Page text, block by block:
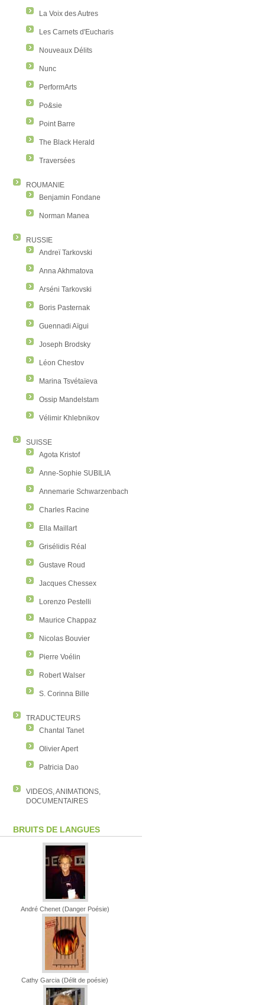
La Voix des Autres
Les Carnets d'Eucharis
Nouveaux Délits
Nunc
PerformArts
Po&sie
Point Barre
The Black Herald
Traversées
ROUMANIE
Benjamin Fondane
Norman Manea
RUSSIE
Andreï Tarkovski
Anna Akhmatova
Arséni Tarkovski
Boris Pasternak
Guennadi Aïgui
Joseph Brodsky
Léon Chestov
Marina Tsvétaïeva
Ossip Mandelstam
Vélimir Khlebnikov
SUISSE
Agota Kristof
Anne-Sophie SUBILIA
Annemarie Schwarzenbach
Charles Racine
Ella Maillart
Grisélidis Réal
Gustave Roud
Jacques Chessex
Lorenzo Pestelli
Maurice Chappaz
Nicolas Bouvier
Pierre Voélin
Robert Walser
S. Corinna Bille
TRADUCTEURS
Chantal Tanet
Olivier Apert
Patricia Dao
VIDEOS, ANIMATIONS,
DOCUMENTAIRES
BRUITS DE LANGUES
André Chenet (Danger Poésie)
Cathy Garcia (Délit de poésie)